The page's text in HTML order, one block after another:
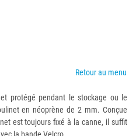
Retour au menu
protégé pendant le stockage ou le
en néoprène de 2 mm. Conçue
est toujours fixé à la canne, il suffit